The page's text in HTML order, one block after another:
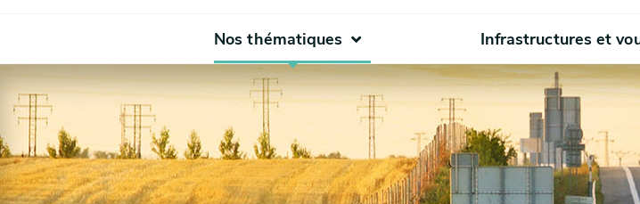
Nos thématiques Infrastructures et